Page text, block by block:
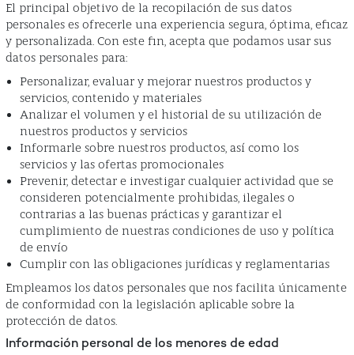
El principal objetivo de la recopilación de sus datos
personales es ofrecerle una experiencia segura, óptima, eficaz
y personalizada. Con este fin, acepta que podamos usar sus
datos personales para:
Personalizar, evaluar y mejorar nuestros productos y
servicios, contenido y materiales
Analizar el volumen y el historial de su utilización de
nuestros productos y servicios
Informarle sobre nuestros productos, así como los
servicios y las ofertas promocionales
Prevenir, detectar e investigar cualquier actividad que se
consideren potencialmente prohibidas, ilegales o
contrarias a las buenas prácticas y garantizar el
cumplimiento de nuestras condiciones de uso y política
de envío
Cumplir con las obligaciones jurídicas y reglamentarias
Empleamos los datos personales que nos facilita únicamente
de conformidad con la legislación aplicable sobre la
protección de datos.
Información personal de los menores de edad